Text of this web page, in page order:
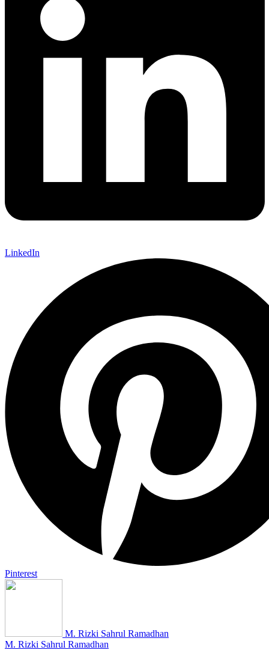
LinkedIn
Pinterest
M. Rizki Sahrul Ramadhan
M. Rizki Sahrul Ramadhan